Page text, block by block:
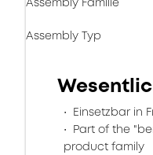
Assembly Typ
Einsetzbar in
Part of the
product family